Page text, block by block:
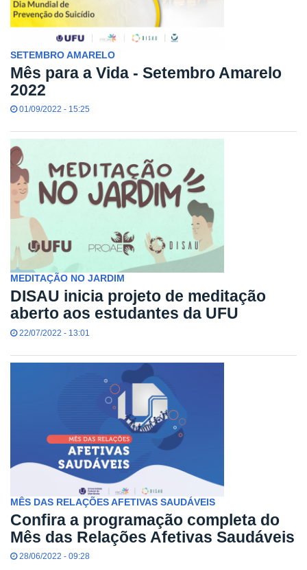
SETEMBRO AMARELO
Mês para a Vida - Setembro Amarelo
2022
01/09/2022 - 15:25
MEDITAÇÃO NO JARDIM
DISAU inicia projeto de meditação
aberto aos estudantes da UFU
22/07/2022 - 13:01
MÊS DAS RELAÇÕES AFETIVAS SAUDÁVEIS
Confira a programação completa do
Mês das Relações Afetivas Saudáveis
28/06/2022 - 09:28